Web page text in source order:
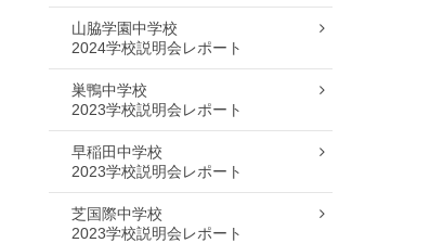
山脇学園中学校
2024学校説明会レポート
巣鴨中学校
2023学校説明会レポート
早稲田中学校
2023学校説明会レポート
芝国際中学校
2023学校説明会レポート